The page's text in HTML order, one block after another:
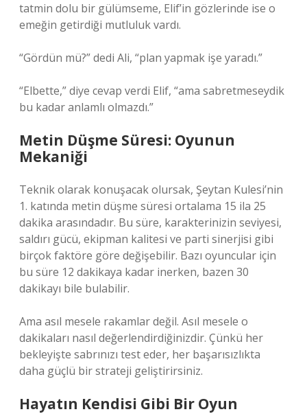
tatmin dolu bir gülümseme, Elif’in gözlerinde ise o
emeğin getirdiği mutluluk vardı.
“Gördün mü?” dedi Ali, “plan yapmak işe yaradı.”
“Elbette,” diye cevap verdi Elif, “ama sabretmeseydik
bu kadar anlamlı olmazdı.”
Metin Düşme Süresi: Oyunun
Mekaniği
Teknik olarak konuşacak olursak, Şeytan Kulesi’nin
1. katında metin düşme süresi ortalama 15 ila 25
dakika arasındadır. Bu süre, karakterinizin seviyesi,
saldırı gücü, ekipman kalitesi ve parti sinerjisi gibi
birçok faktöre göre değişebilir. Bazı oyuncular için
bu süre 12 dakikaya kadar inerken, bazen 30
dakikayı bile bulabilir.
Ama asıl mesele rakamlar değil. Asıl mesele o
dakikaları nasıl değerlendirdiğinizdir. Çünkü her
bekleyişte sabrınızı test eder, her başarısızlıkta
daha güçlü bir strateji geliştirirsiniz.
Hayatın Kendisi Gibi Bir Oyun